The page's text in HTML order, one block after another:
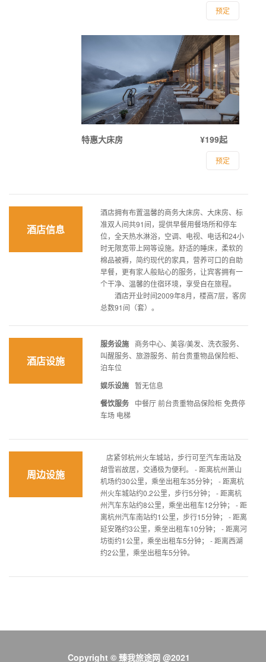
预定
特惠大床房 ¥199起
预定
酒店信息
酒店拥有布置温馨的商务大床房、大床房、标
准双人间共91间，提供早餐用餐场所和停车
位，全天热水淋浴，空调、电视、电话和24小
时无限宽带上网等设施。舒适的睡床，柔软的
棉品被褥，简约现代的家具，营养可口的自助
早餐，更有家人般贴心的服务，让宾客拥有一
个干净、温馨的住宿环境，享受自在旅程。
酒店开业时间2009年8月，楼高7层，客房
总数91间（套）。
酒店设施
服务设施 商务中心、美容/美发、洗衣服务、
叫醒服务、旅游服务、前台贵重物品保险柜、
泊车位
娱乐设施 暂无信息
餐饮服务
中餐厅 前台贵重物品保险柜 免费停
车场 电梯
周边设施
店紧邻杭州火车城站，步行可至汽车南站及
胡雪岩故居，交通极为便利。 - 距离杭州萧山
机场约30公里，乘坐出租车35分钟； - 距离杭
州火车城站约0.2公里，步行5分钟； - 距离杭
州汽车东站约8公里，乘坐出租车12分钟； - 距
离杭州汽车南站约1公里，步行15分钟； - 距离
延安路约3公里，乘坐出租车10分钟； - 距离河
坊街约1公里，乘坐出租车5分钟； - 距离西湖
约2公里，乘坐出租车5分钟。
Copyright © 臻我旅途网 @2021